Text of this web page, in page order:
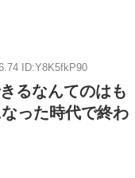
ID:Y8K5fkP90
るなんてのはも
った時代で終わ